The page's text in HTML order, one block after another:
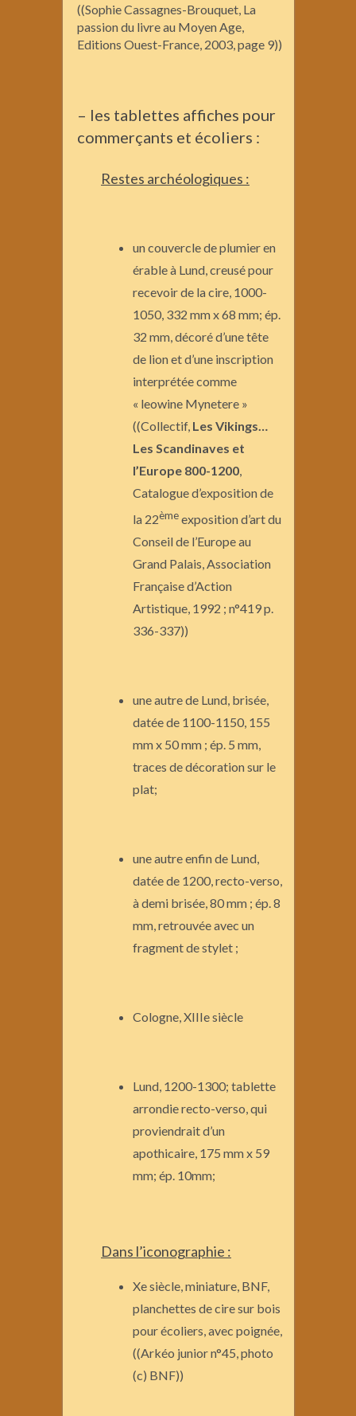
((Sophie Cassagnes-Brouquet, La
passion du livre au Moyen Age,
Editions Ouest-France, 2003, page 9))
– les tablettes affiches pour
commerçants et écoliers :
Restes archéologiques :
un couvercle de plumier en
érable à Lund, creusé pour
recevoir de la cire, 1000-
1050, 332 mm x 68 mm; ép.
32 mm, décoré d’une tête
de lion et d’une inscription
interprétée comme
« leowine Mynetere »
((Collectif, Les Vikings…
Les Scandinaves et
l’Europe 800-1200
Catalogue d’exposition de
la 22èmeexposition d’art du
Conseil de l’Europe au
Grand Palais, Association
Française d’Action
Artistique, 1992 ; n°419 p.
336-337))
une autre de Lund, brisée,
datée de 1100-1150, 155
mm x 50 mm ; ép. 5 mm,
traces de décoration sur le
plat;
une autre enfin de Lund,
datée de 1200, recto-verso,
à demi brisée, 80 mm ; ép. 8
mm, retrouvée avec un
fragment de stylet ;
Cologne, XIIIe siècle
Lund, 1200-1300; tablette
arrondie recto-verso, qui
proviendrait d’un
apothicaire, 175 mm x 59
mm; ép. 10mm;
Dans l’iconographie :
Xe siècle, miniature, BNF,
planchettes de cire sur bois
pour écoliers, avec poignée,
((Arkéo junior n°45, photo
(c) BNF))